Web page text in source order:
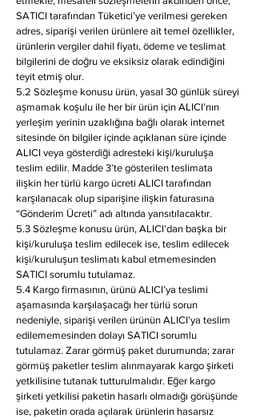
SATICI tarafından Tüketici’ye verilmesi gereken
adres, siparişi verilen ürünlere ait temel özellikler,
ürünlerin vergiler dahil fiyatı, ödeme ve teslimat
bilgilerini de doğru ve eksiksiz olarak edindiğini
teyit etmiş olur.
5.2 Sözleşme konusu ürün, yasal 30 günlük süreyi
aşmamak koşulu ile her bir ürün için ALICI’nın
yerleşim yerinin uzaklığına bağlı olarak internet
sitesinde ön bilgiler içinde açıklanan süre içinde
ALICI veya gösterdiği adresteki kişi/kuruluşa
teslim edilir. Madde 3’te gösterilen teslimata
ilişkin her türlü kargo ücreti ALICI tarafından
karşılanacak olup siparişine ilişkin faturasına
“Gönderim Ücreti” adı altında yansıtılacaktır.
5.3 Sözleşme konusu ürün, ALICI’dan başka bir
kişi/kuruluşa teslim edilecek ise, teslim edilecek
kişi/kuruluşun teslimatı kabul etmemesinden
SATICI sorumlu tutulamaz.
5.4 Kargo firmasının, ürünü ALICI’ya teslimi
aşamasında karşılaşacağı her türlü sorun
nedeniyle, siparişi verilen ürünün ALICI’ya teslim
edilememesinden dolayı SATICI sorumlu
tutulamaz. Zarar görmüş paket durumunda; zarar
görmüş paketler teslim alınmayarak kargo şirketi
yetkilisine tutanak tutturulmalıdır. Eğer kargo
şirketi yetkilisi paketin hasarlı olmadığı görüşünde
ise, paketin orada açılarak ürünlerin hasarsız